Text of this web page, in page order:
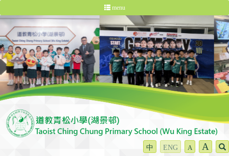
menu
中 ENG A A